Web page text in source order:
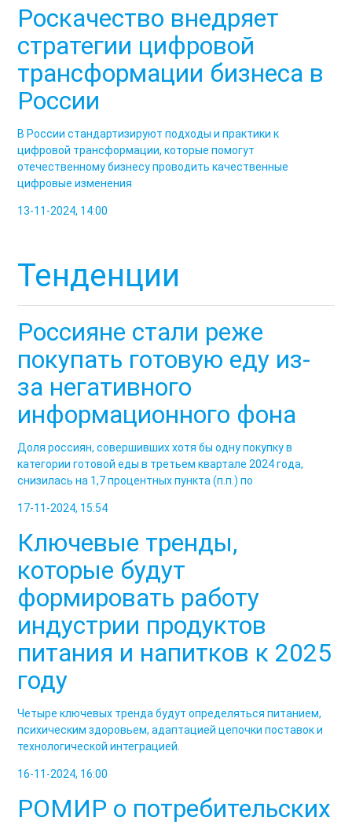
Роскачество внедряет
стратегии цифровой
трансформации бизнеса в
России
В России стандартизируют подходы и практики к
цифровой трансформации, которые помогут
отечественному бизнесу проводить качественные
цифровые изменения
13-11-2024, 14:00
Тенденции
Россияне стали реже
покупать готовую еду из-
за негативного
информационного фона
Доля россиян, совершивших хотя бы одну покупку в
категории готовой еды в третьем квартале 2024 года,
снизилась на 1,7 процентных пункта (п.п.) по
17-11-2024, 15:54
Ключевые тренды,
которые будут
формировать работу
индустрии продуктов
питания и напитков к 2025
году
Четыре ключевых тренда будут определяться питанием,
психическим здоровьем, адаптацией цепочки поставок и
технологической интеграцией.
16-11-2024, 16:00
РОМИР о потребительских